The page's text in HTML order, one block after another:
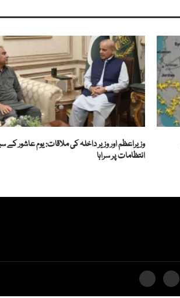
وزیراعظم اور وزیر داخلہ کی ملاقات: یوم عاشور کے
انتظامات پر سراہا